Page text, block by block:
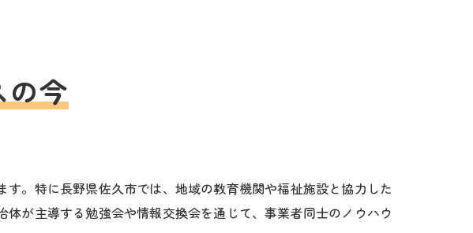
の今
。特に長野県佐久市では、地域の教育機関や福祉施設と協力した
が主導する勉強会や情報交換会を通じて、事業者同士のノウハウ